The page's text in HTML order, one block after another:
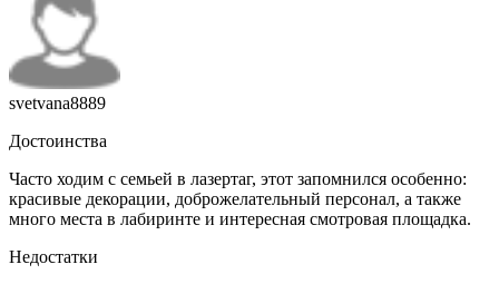
svetvana8889
Достоинства
Часто ходим с семьей в лазертаг, этот запомнился особенно:
красивые декорации, доброжелательный персонал, а также
много места в лабиринте и интересная смотровая площадка.
Недостатки